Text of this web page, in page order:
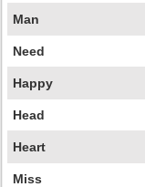
Man
Need
Happy
Head
Heart
Miss